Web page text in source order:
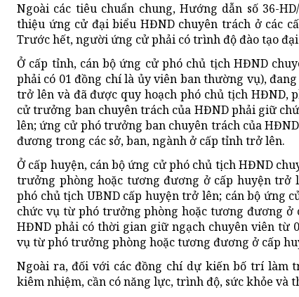
Ngoài các tiêu chuẩn chung, Hướng dẫn số 36-
thiệu ứng cử đại biểu HĐND chuyên trách ở các
Trước hết, người ứng cử phải có trình độ đào tạo
Ở cấp tỉnh, cán bộ ứng cử phó chủ tịch HĐND
phải có 01 đồng chí là ủy viên ban thường vụ),
trở lên và đã được quy hoạch phó chủ tịch HĐND,
cử trưởng ban chuyên trách của HĐND phải giữ
lên; ứng cử phó trưởng ban chuyên trách của
đương trong các sở, ban, ngành ở cấp tỉnh trở lên.
Ở cấp huyện, cán bộ ứng cử phó chủ tịch HĐND
trưởng phòng hoặc tương đương ở cấp huyện trở
phó chủ tịch UBND cấp huyện trở lên; cán bộ ứng
chức vụ từ phó trưởng phòng hoặc tương đương
HĐND phải có thời gian giữ ngạch chuyên viên từ
vụ từ phó trưởng phòng hoặc tương đương ở cấp
Ngoài ra, đối với các đồng chí dự kiến bố trí làm
kiêm nhiệm, cần có năng lực, trình độ, sức khỏe và